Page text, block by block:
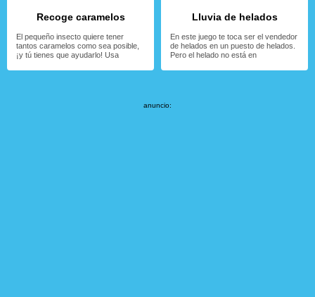
Recoge caramelos
El pequeño insecto quiere tener
tantos caramelos como sea posible,
¡y tú tienes que ayudarlo! Usa
Lluvia de helados
En este juego te toca ser el vendedor
de helados en un puesto de helados.
Pero el helado no está en
anuncio: